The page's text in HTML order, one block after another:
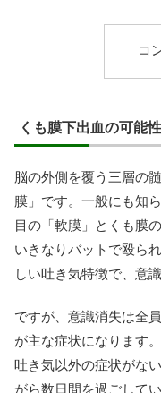
コ
くも膜下出血の可能性
脳の外側を覆う三層の
膜」です。一般にも知
目の「軟膜」とくも膜
いきなりバットで殴ら
しい吐き気特徴で、意
ですが、意識消失は全
が主な症状になります
吐き気以外の症状がな
がら数日間を過ごして